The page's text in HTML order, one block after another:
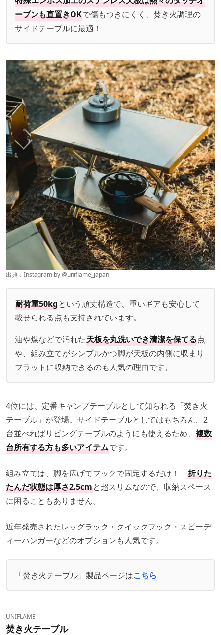
ーブンも直置きOKで傷もつきにくく、焚き火調理の
サイドテーブルに最適！
出典：Instagram by@uniflame_japan
耐荷重50kgという頑丈構造で、重いギアも安心して
載せられる点も支持されています。
油や煤などで汚れた天板を丸洗いでき清潔を保てる点
や、組み立てがシンプルかつ脚が天板の内側に収まり
フラットに収納できるのも人気の理由です。
4位には、定番キャンプテーブルとして知られる「焚き火
テーブル」が登場。サイドテーブルとしてはもちろん、2
台並べればリビングテーブルのようにも使えるため、 複数
台所有する方も多いアイテムです。
組み立ては、脚を広げてフックで固定するだけ！ 折りた
たんだ状態は厚さ2.5cmと超スリムなので、収納スペース
に困ることもありません。
近年発売されたレッグラック・クイックフック・スピーデ
ィーハンガーなどのオプションも人気です。
「焚き火テーブル」製品ページはこちら
UNIFLAME
焚き火テーブル